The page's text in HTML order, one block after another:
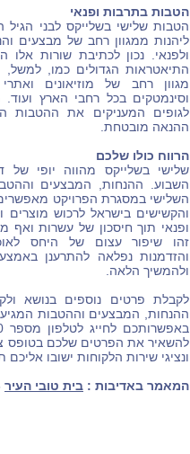
הטבות בתרבות ופנאי
הטבות שלישי בשלייקס לבני
ליהנות ממגוון רחב של מבצעים
ולפנאי. נכון לכתיבת שורות אלו
התיאטראות הגדולים כמו, למשל,
מגוון רחב של מוזיאונים
וסינמטקים בכל רחבי הארץ ועוד.
לגופים המעניקים את ההטבות
ההנאה מובטחת.
הרווח כולו שלכם
שלישי בשלייקס מהווה יופי
השבוע. ההנחות, המבצעים
השלישי במסגרת הפרויקט מאפשרים
והקשישים בישראל לרכוש מוצרים
ופנאי תוך חיסכון של עשרות ואף
זהו שיפור עצום של היחס
והזדמנות נפלאה להתרענן
ולהמשיך הלאה.
לקבלת פרטים נוספים בנושא
ההנחות, המבצעים וההטבות
באפשרותכם לחייג לטלפון מספר
להשאיר את הפרטים שלכם בטופס
ונציגי שירות הלקוחות ישובו אליכם
המאמר באדיבות : בית טובי העיר